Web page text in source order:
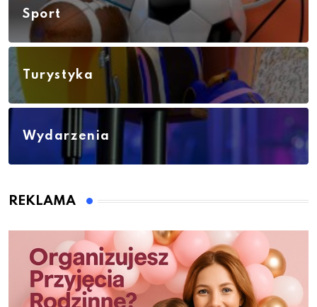
Sport
Turystyka
Wydarzenia
REKLAMA